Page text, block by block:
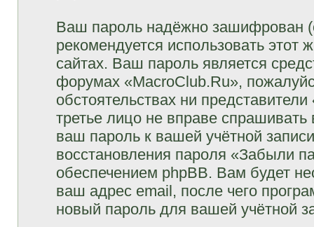
Ваш пароль надёжно зашифрован
рекомендуется использовать этот
сайтах. Ваш пароль является
форумах «MacroClub.Ru»,
обстоятельствах ни
третье лицо не вправе
ваш пароль к вашей учётной
восстановления пароля «Забыли
обеспечением phpBB. Вам будет
ваш адрес email, после чего
новый пароль для вашей учётной